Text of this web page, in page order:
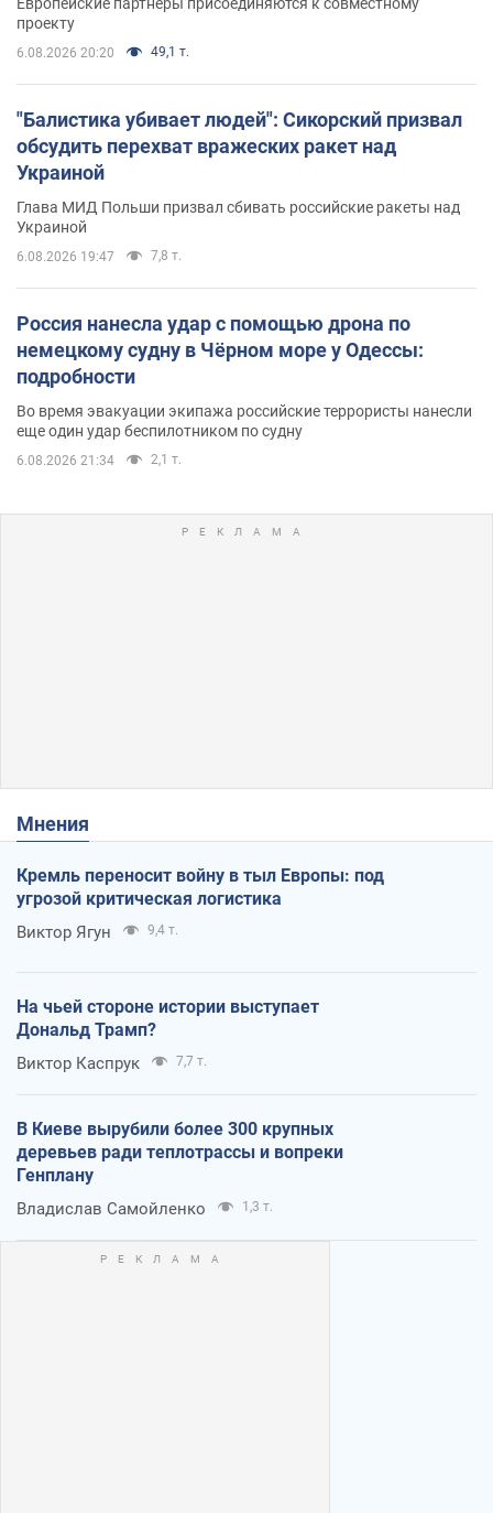
проекту
6.08.2026 20:20 49,1 т.
"Балистика убивает людей": Сикорский призвал
обсудить перехват вражеских ракет над
Украиной
Глава МИД Польши призвал сбивать российские ракеты над
Украиной
6.08.2026 19:47 7,8 т.
Россия нанесла удар с помощью дрона по
немецкому судну в Чёрном море у Одессы:
подробности
Во время эвакуации экипажа российские террористы нанесли
еще один удар беспилотником по судну
6.08.2026 21:34 2,1 т.
Мнения
Кремль переносит войну в тыл Европы: под
угрозой критическая логистика
Виктор Ягун 9,4 т.
На чьей стороне истории выступает
Дональд Трамп?
Виктор Каспрук 7,7 т.
В Киеве вырубили более 300 крупных
деревьев ради теплотрассы и вопреки
Генплану
Владислав Самойленко 1,3 т.